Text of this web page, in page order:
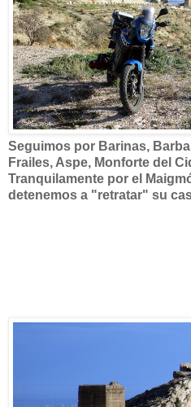
Seguimos por Barinas,
Frailes, Aspe, Monforte del
Tranquilamente por el
detenemos a "retratar" su